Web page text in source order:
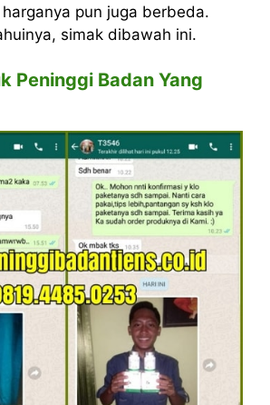
pun juga berbeda.
simak dibawah ini.
Peninggi Badan Yang